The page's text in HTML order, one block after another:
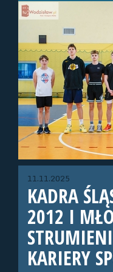
11.11.2025
KADRA
2012 I
KARIERY